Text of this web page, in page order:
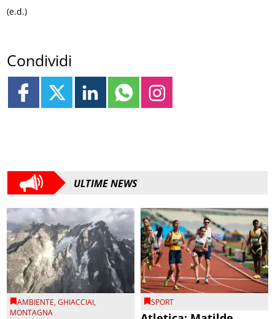
(e.d.)
Condividi
ULTIME NEWS
AMBIENTE,GHIACCIAI,
MONTAGNA
SPORT